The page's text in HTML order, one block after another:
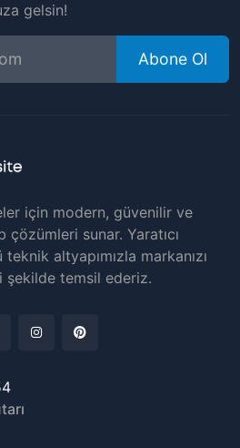
gelsin!
Abone Ol
için modern, güvenilir ve
sunar. Yaratıcı
altyapımızla markanızı
temsil ederiz.